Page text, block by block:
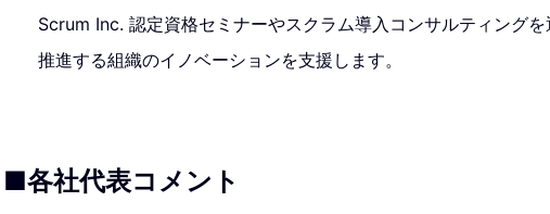
Scrum Inc. 認定資格セミナーやスクラム導入コンサルティング
推進する組織のイノベーションを支援します。
■各社代表コメント